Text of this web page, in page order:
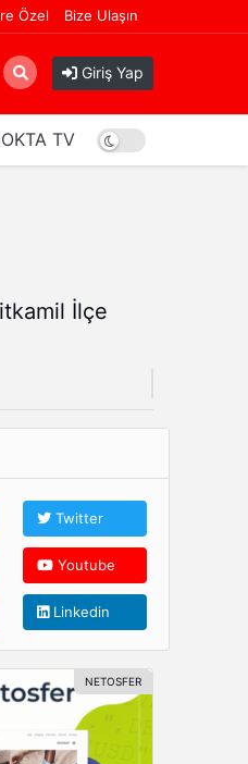
SANAL BAHİSİN KÖKÜ KAZINMALI: AİLELERİ YIKAN SANAL TUZAK!
Özel Bize Ulaşın
Giriş Yap
TV
İlçe
Twitter
Youtube
Linkedin